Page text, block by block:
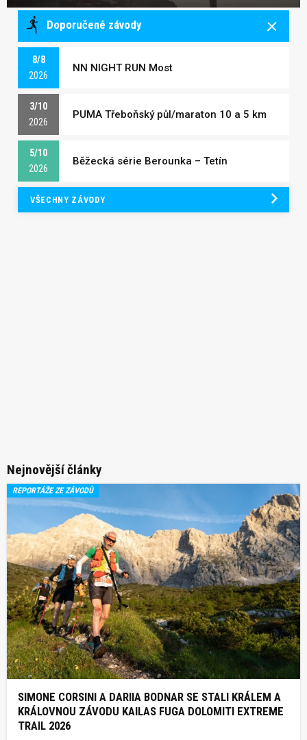
Doporučené závody
8/8
2026
NN NIGHT RUN Most
3/10
2026
PUMA Třeboňský půl/maraton 10 a 5 km
5/10
2026
Běžecká série Berounka – Tetín
VŠECHNY ZÁVODY
Nejnovější články
REPORTÁŽE ZE ZÁVODŮ
SIMONE CORSINI A DARIIA BODNAR SE STALI KRÁLEM A
KRÁLOVNOU ZÁVODU KAILAS FUGA DOLOMITI EXTREME
TRAIL 2026